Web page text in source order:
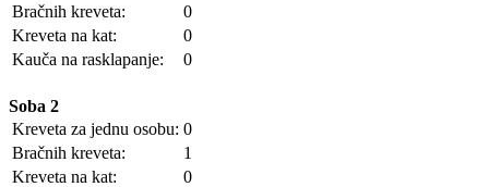
Bračnih kreveta:
0
Kreveta na kat:
0
Kauča na rasklapanje:
0
Soba 2
Kreveta za jednu osobu: 0
Bračnih kreveta:
1
Kreveta na kat:
0